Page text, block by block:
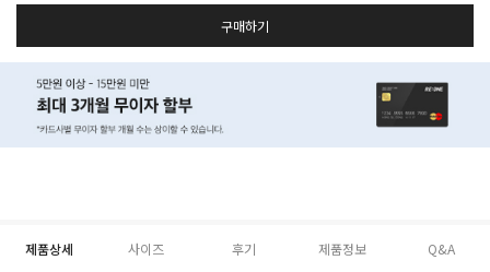
구매하기
제품상세 사이즈 후기 제품정보 Q&A